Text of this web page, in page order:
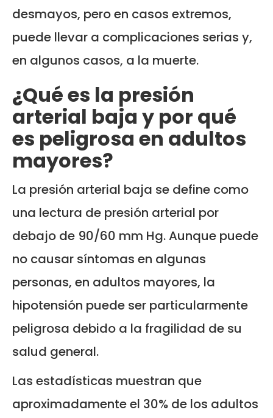
desmayos, pero en casos extremos,
puede llevar a complicaciones serias y,
en algunos casos, a la muerte.
¿Qué es la presión
arterial baja y por qué
es peligrosa en adultos
mayores?
La presión arterial baja se define como
una lectura de presión arterial por
debajo de 90/60 mm Hg. Aunque puede
no causar síntomas en algunas
personas, en adultos mayores, la
hipotensión puede ser particularmente
peligrosa debido a la fragilidad de su
salud general.
Las estadísticas muestran que
aproximadamente el 30% de los adultos